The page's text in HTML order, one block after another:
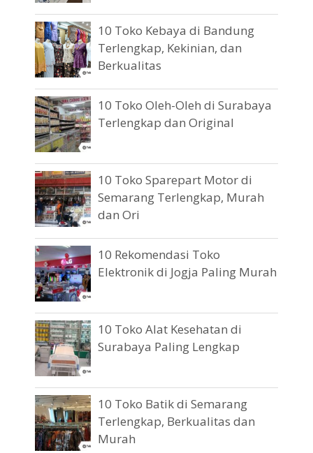
10 Toko Kebaya di Bandung
Terlengkap, Kekinian, dan
Berkualitas
10 Toko Oleh-Oleh di Surabaya
Terlengkap dan Original
10 Toko Sparepart Motor di
Semarang Terlengkap, Murah
dan Ori
10 Rekomendasi Toko
Elektronik di Jogja Paling Murah
10 Toko Alat Kesehatan di
Surabaya Paling Lengkap
10 Toko Batik di Semarang
Terlengkap, Berkualitas dan
Murah